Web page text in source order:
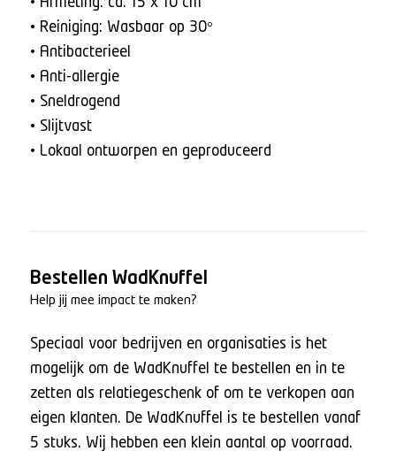
• Afmeting: ca. 15 x 10 cm
• Reiniging: Wasbaar op 30°
• Antibacterieel
• Anti-allergie
• Sneldrogend
• Slijtvast
• Lokaal ontworpen en geproduceerd
Bestellen WadKnuffel
Help jij mee impact te maken?
Speciaal voor bedrijven en organisaties is het
mogelijk om de WadKnuffel te bestellen en in te
zetten als relatiegeschenk of om te verkopen aan
eigen klanten. De WadKnuffel is te bestellen vanaf
5 stuks. Wij hebben een klein aantal op voorraad.